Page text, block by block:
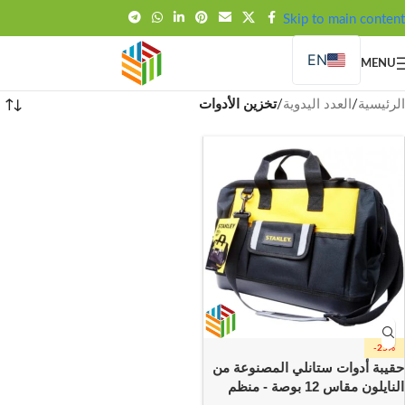
Skip to main content
FREE SHIPPING OVER 99SAR
MENU
EN
الرئيسية/ العدد اليدوية/تخزين الأدوات
-25%
حقيبة أدوات ستانلي المصنوعة من
النايلون مقاس 12 بوصة - منظم